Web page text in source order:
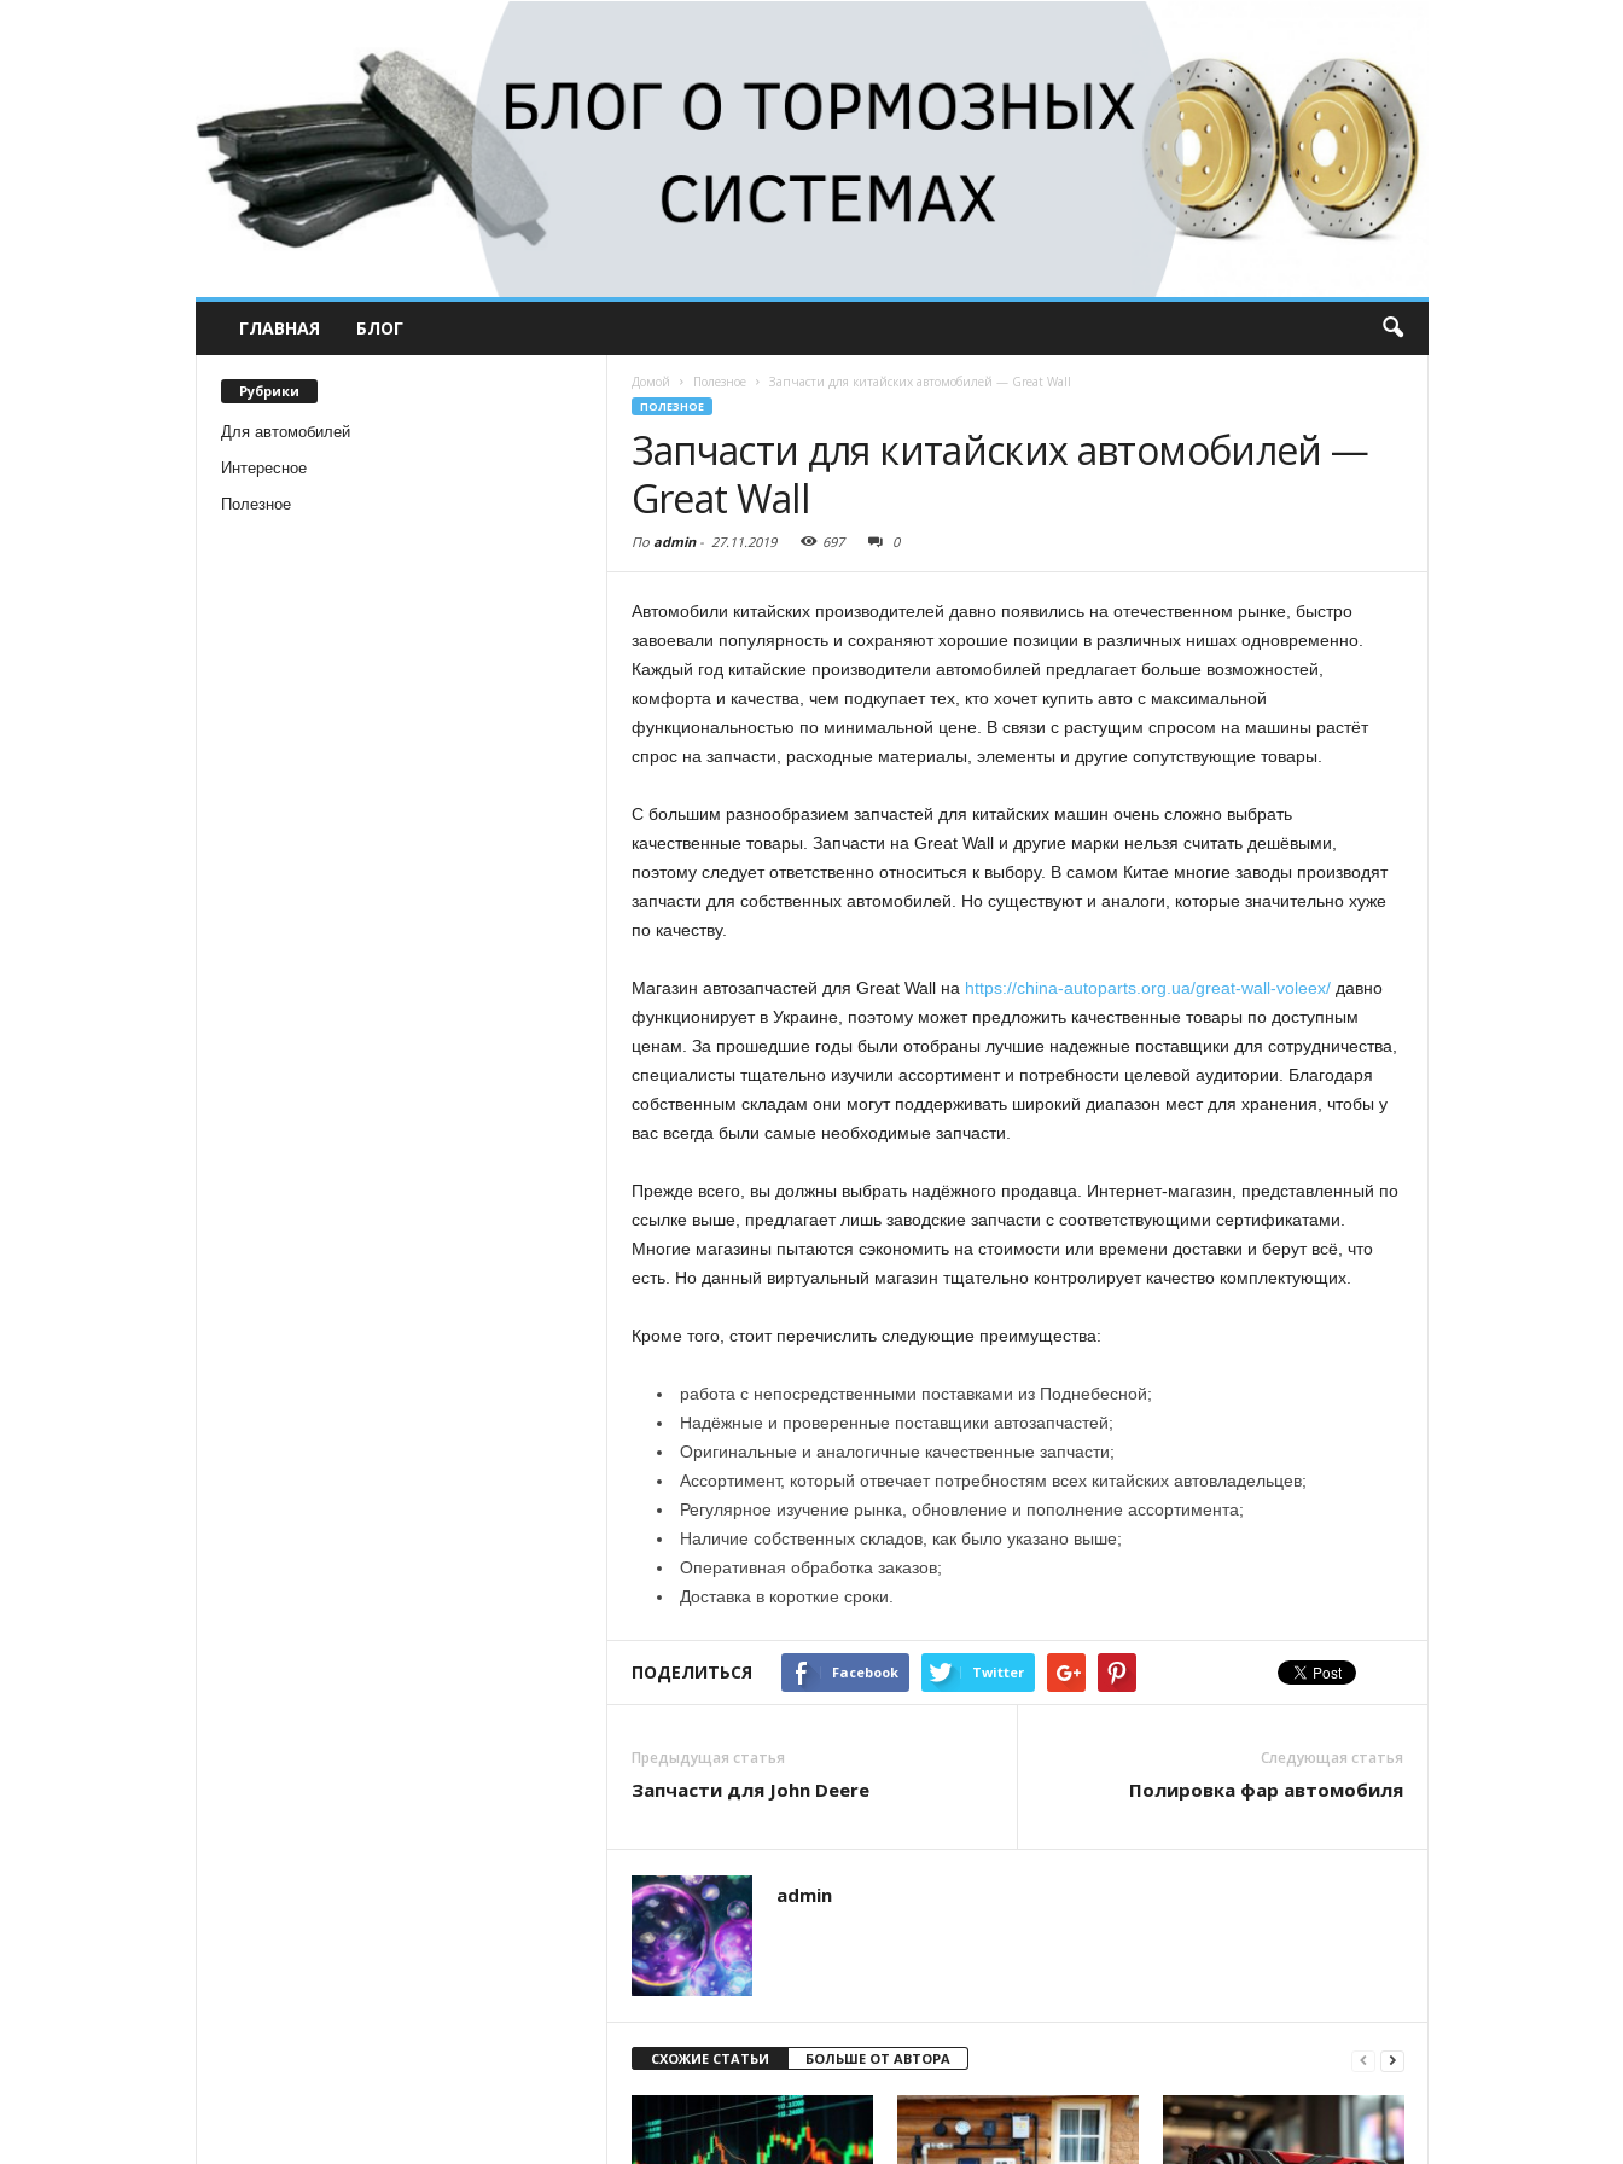
ГЛАВНАЯ БЛОГ
Рубрики
Для автомобилей
Интересное
Полезное
Домой Полезное Запчасти для китайских автомобилей — Great Wall
ПОЛЕЗНОЕ
Запчасти для китайских автомобилей —
Great Wall
По admin- 27.11.2019 697 0
Автомобили китайских производителей давно появились на отечественном рынке, быстро
завоевали популярность и сохраняют хорошие позиции в различных нишах одновременно.
Каждый год китайские производители автомобилей предлагает больше возможностей,
комфорта и качества, чем подкупает тех, кто хочет купить авто с максимальной
функциональностью по минимальной цене. В связи с растущим спросом на машины растёт
спрос на запчасти, расходные материалы, элементы и другие сопутствующие товары.
С большим разнообразием запчастей для китайских машин очень сложно выбрать
качественные товары. Запчасти на Great Wall и другие марки нельзя считать дешёвыми,
поэтому следует ответственно относиться к выбору. В самом Китае многие заводы производят
запчасти для собственных автомобилей. Но существуют и аналоги, которые значительно хуже
по качеству.
Магазин автозапчастей для Great Wall на https://china-autoparts.org.ua/great-wall-voleex/давно
функционирует в Украине, поэтому может предложить качественные товары по доступным
ценам. За прошедшие годы были отобраны лучшие надежные поставщики для сотрудничества,
специалисты тщательно изучили ассортимент и потребности целевой аудитории. Благодаря
собственным складам они могут поддерживать широкий диапазон мест для хранения, чтобы у
вас всегда были самые необходимые запчасти.
Прежде всего, вы должны выбрать надёжного продавца. Интернет-магазин, представленный по
ссылке выше, предлагает лишь заводские запчасти с соответствующими сертификатами.
Многие магазины пытаются сэкономить на стоимости или времени доставки и берут всё, что
есть. Но данный виртуальный магазин тщательно контролирует качество комплектующих.
Кроме того, стоит перечислить следующие преимущества:
работа с непосредственными поставками из Поднебесной;
Надёжные и проверенные поставщики автозапчастей;
Оригинальные и аналогичные качественные запчасти;
Ассортимент, который отвечает потребностям всех китайских автовладельцев;
Регулярное изучение рынка, обновление и пополнение ассортимента;
Наличие собственных складов, как было указано выше;
Оперативная обработка заказов;
Доставка в короткие сроки.
ПОДЕЛИТЬСЯ Facebook Twitter
Предыдущая статья
Запчасти для John Deere
Следующая статья
Полировка фар автомобиля
admin
СХОЖИЕ СТАТЬИ БОЛЬШЕ ОТ АВТОРА